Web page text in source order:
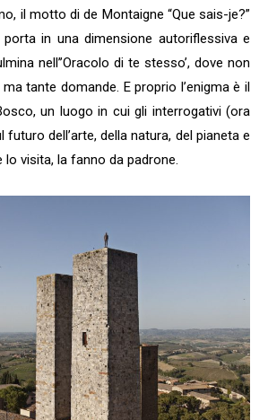
il motto di de Montaigne “Que sais-je?”
in una dimensione autoriflessiva e
nell’’Oracolo di te stesso’, dove non
tante domande. E proprio l’enigma è il
un luogo in cui gli interrogativi (ora
dell’arte, della natura, del pianeta e
lo visita, la fanno da padrone.